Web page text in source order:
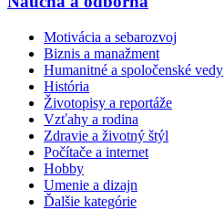
Motivácia a sebarozvoj
Biznis a manažment
Humanitné a spoločenské vedy
História
Životopisy a reportáže
Vzťahy a rodina
Zdravie a životný štýl
Počítače a internet
Hobby
Umenie a dizajn
Ďalšie kategórie